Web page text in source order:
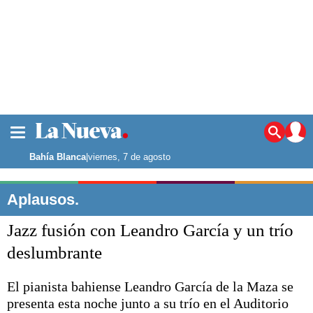
Noticias
La ciudad
Punta Alta
El mundo
Deportes
Escenario Olímpico
Liga del Sur
Bahía Blanca|viernes, 7 de agosto
Aplausos.
Jazz fusión con Leandro García y un trío
deslumbrante
El pianista bahiense Leandro García de la Maza se
presenta esta noche junto a su trío en el Auditorio